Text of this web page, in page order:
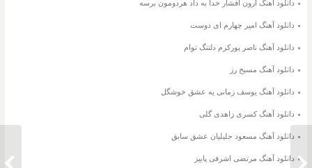
دانلود آهنگ میلاد بابایی بی معرفت من
دانلود آهنگ آرون افشار خدا به داد هردومون برسه
دانلود آهنگ امیر چهارم ای دوست
دانلود آهنگ ناصر پورکرم دلتنگ توام
دانلود آهنگ مسیح رز
دانلود آهنگ یوسف زمانی یه عشق خوشگل
دانلود آهنگ کسری زاهدی گلی
دانلود آهنگ مسعود جلیلیان عشق سابق
دانلود آهنگ مرتضی اشرفی پاییز